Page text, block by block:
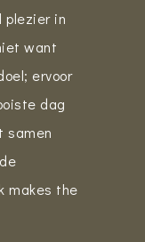
plezier in
want
ervoor
dag
samen
makes the